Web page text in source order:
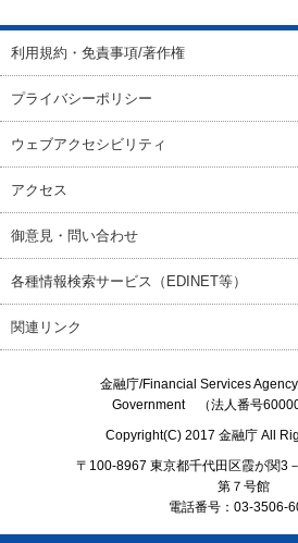
利用規約・免責事項/著作権
プライバシーポリシー
ウェブアクセシビリティ
アクセス
御意見・問い合わせ
各種情報検索サービス（EDINET等）
関連リンク
金融庁/Financial Services
Government（法人番号
Copyright(C) 2017 金融庁 All
〒100-8967 東京都千代田区霞が関3
第７号館
電話番号：03-3506-